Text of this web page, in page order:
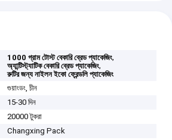
1000 গ্রাম টোস্ট বেকারি ব্রেড প্যাকেজিং,
অ্যান্টিস্ট্যাটিক বেকারি ব্রেড প্যাকেজিং,
রুটির জন্য নাইলন ইকো ফ্রেন্ডলি প্যাকেজিং
গুয়াংডং, চীন
15-30 দিন
20000 টুকরা
Changxing Pack